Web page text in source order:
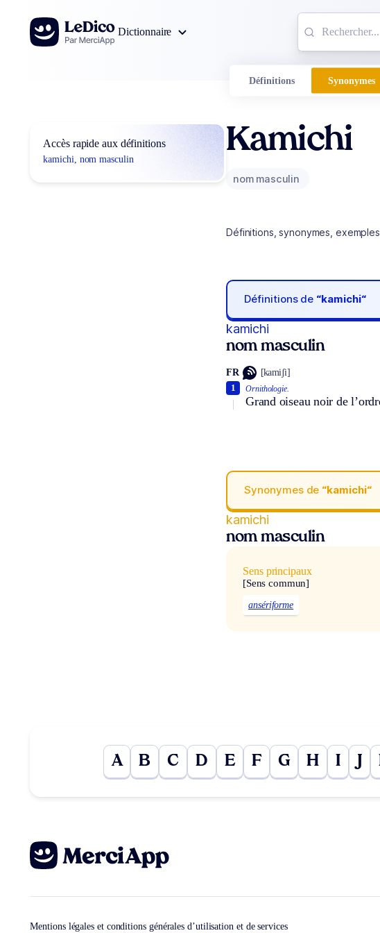
Aller au contenu
Dictionnaire
Définitions Synonymes
Accès rapide aux définitions
kamichi, nom masculin
Kamichi
nom masculin
Définitions, synonymes,
Définitions de “kamichi“
kamichi
nom masculin
FR [kamiʃi]
Ornithologie.
Grand oiseau noir de
1
Synonymes de “kamichi“
kamichi
nom masculin
Sens principaux
[Sens commun]
ansériforme
A B C D E F G H I J
Mentions légales et conditions générales d’utilisation et de services